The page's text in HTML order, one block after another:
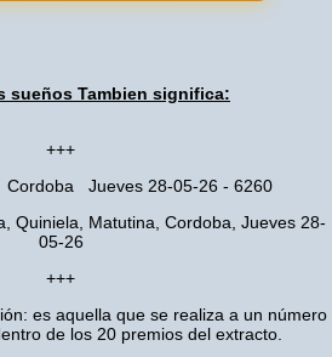
sueños Tambien significa:
+++
Jueves 28-05-26 - 6260
Quiniela, Matutina, Cordoba, Jueves 28-
05-26
+++
es aquella que se realiza a un número
de los 20 premios del extracto.